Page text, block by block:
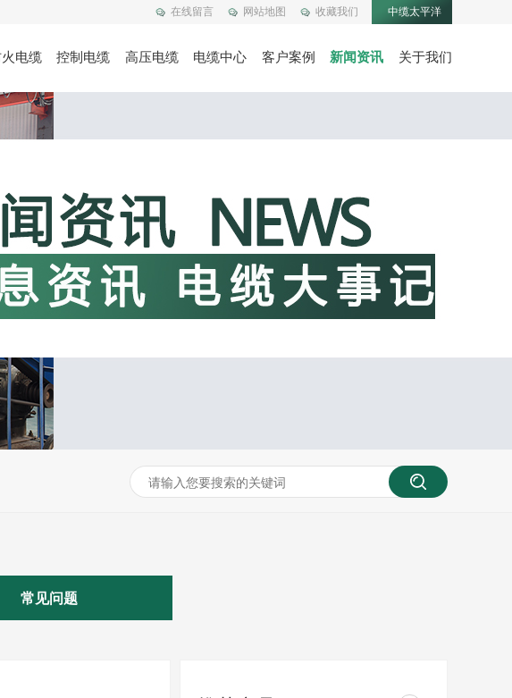
在线留言 网站地图 收藏我们 中缆太平洋
火电缆 控制电缆 高压电缆 电缆中心 客户案例 新闻资讯 关于我们
常见问题